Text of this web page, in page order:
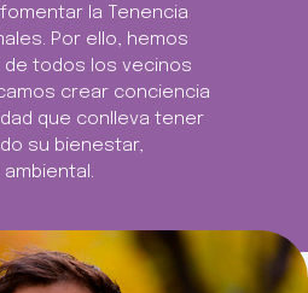
la Tenencia
Por ello, hemos
todos los vecinos
crear conciencia
que conlleva tener
su bienestar,